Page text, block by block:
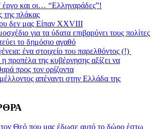
και οι… “Ελληναράδες”!
της πλάκας
δεν μας Είπαν XXVIII
για τα ύδατα επιβαρύνει τους πολίτες
το δημόσιο αγαθό
ένα στοιχείο του παρελθόντος (!)
προπέλα της κυβέρνησης αξίζει να
προς τον ορίζοντα
απέναντι στην Ελλάδα της